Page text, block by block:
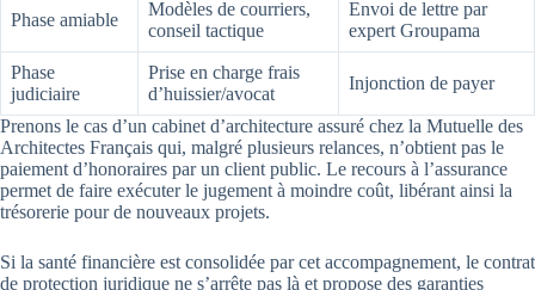
Phase amiable
Modèles de courriers,
conseil tactique
Envoi de lettre par
expert Groupama
Phase
judiciaire
Prise en charge frais
d’huissier/avocat
Injonction de payer
Prenons le cas d’un cabinet d’architecture assuré chez la Mutuelle des
Architectes Français qui, malgré plusieurs relances, n’obtient pas le
paiement d’honoraires par un client public. Le recours à l’assurance
permet de faire exécuter le jugement à moindre coût, libérant ainsi la
trésorerie pour de nouveaux projets.
Si la santé financière est consolidée par cet accompagnement, le contrat
de protection juridique ne s’arrête pas là et propose des garanties